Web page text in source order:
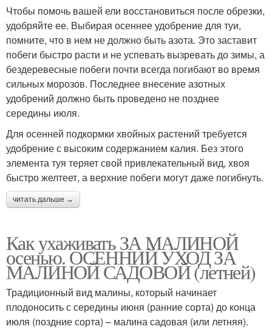
Чтобы помочь вашей ели восстановиться после обрезки,
удобряйте ее. Выбирая осеннее удобрение для туи,
помните, что в нем не должно быть азота. Это заставит
побеги быстро расти и не успевать вызревать до зимы, а
бездеревесные побеги почти всегда погибают во время
сильных морозов. Последнее внесение азотных
удобрений должно быть проведено не позднее
середины июля.
Для осенней подкормки хвойных растений требуется
удобрение с высоким содержанием калия. Без этого
элемента туя теряет свой привлекательный вид, хвоя
быстро желтеет, а верхние побеги могут даже погибнуть.
читать дальше →
Как ухаживать ЗА МАЛИНОЙ
осенью. ОСЕННИЙ УХОД ЗА
МАЛИНОЙ САДОВОЙ (летней)
Традиционный вид малины, который начинает
плодоносить с середины июня (ранние сорта) до конца
июля (поздние сорта) – малина садовая (или летняя).